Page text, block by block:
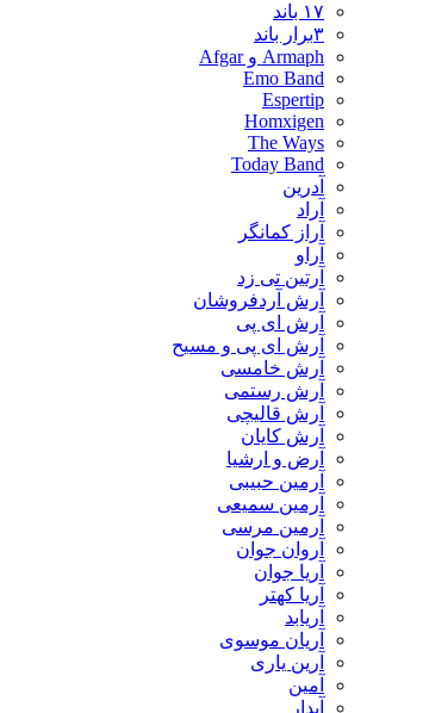
۱۷ باند
۳برار باند
Armaph و Afgar
Emo Band
Espertip
Homxigen
The Ways
Today Band
آدرین
آراد
آراز کمانگر
آراو
آرتین تی زد
آرش آردفروشان
آرش ای پی
آرش ای پی و مسیح
آرش خامسی
آرش رستمی
آرش قالیچی
آرش کایان
​آرض و ارشیا
آرمین حبیبی
آرمین سمیعی
آرمین مرسی
آروان جوان
آریا جوان
آریا کهتر
آریابد
آریان موسوی
آرین یاری
آمین
آیدار